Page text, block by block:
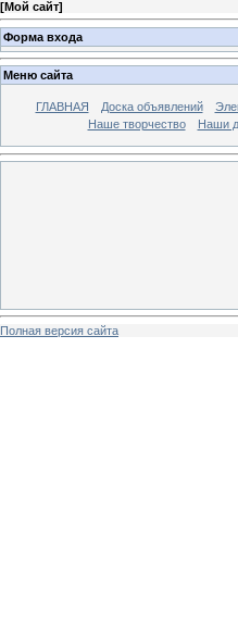
[Мой сайт]
Форма входа
Меню сайта
ГЛАВНАЯ Доска объявлений
Наше творчество
Наши
Полная версия сайта